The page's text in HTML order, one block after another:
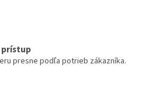
prístup
presne podľa potrieb zákazníka.